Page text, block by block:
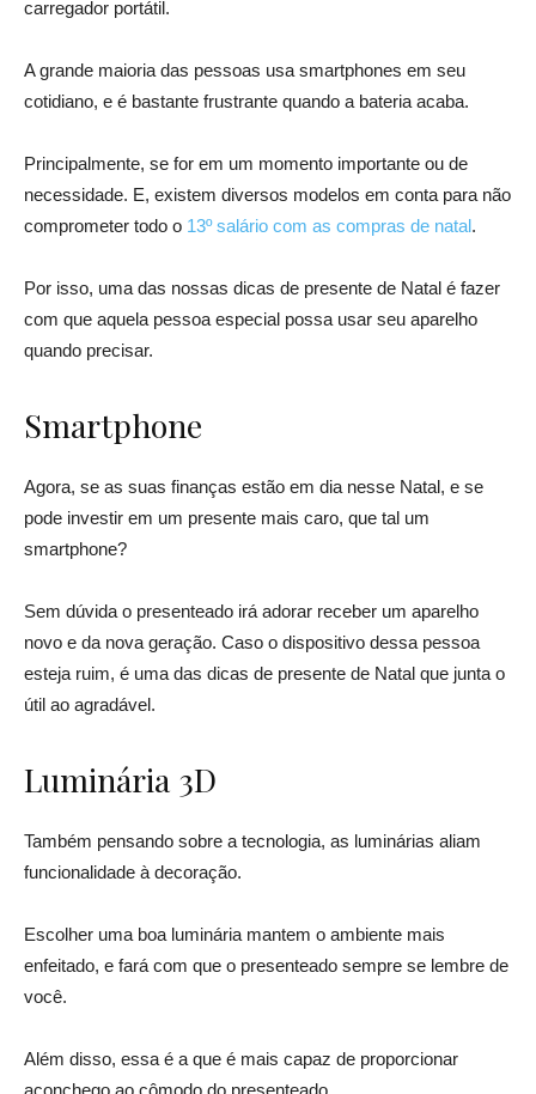
carregador portátil.
A grande maioria das pessoas usa smartphones em seu
cotidiano, e é bastante frustrante quando a bateria acaba.
Principalmente, se for em um momento importante ou de
necessidade. E, existem diversos modelos em conta para não
comprometer todo o 13º salário com as compras de natal.
Por isso, uma das nossas dicas de presente de Natal é fazer
com que aquela pessoa especial possa usar seu aparelho
quando precisar.
Smartphone
Agora, se as suas finanças estão em dia nesse Natal, e se
pode investir em um presente mais caro, que tal um
smartphone?
Sem dúvida o presenteado irá adorar receber um aparelho
novo e da nova geração. Caso o dispositivo dessa pessoa
esteja ruim, é uma das dicas de presente de Natal que junta o
útil ao agradável.
Luminária 3D
Também pensando sobre a tecnologia, as luminárias aliam
funcionalidade à decoração.
Escolher uma boa luminária mantem o ambiente mais
enfeitado, e fará com que o presenteado sempre se lembre de
você.
Além disso, essa é a que é mais capaz de proporcionar
aconchego ao cômodo do presenteado.